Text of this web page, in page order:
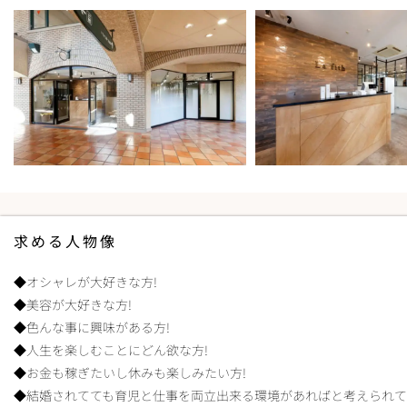
求める人物像
◆オシャレが大好きな方!
◆美容が大好きな方!
◆色んな事に興味がある方!
◆人生を楽しむことにどん欲な方!
◆お金も稼ぎたいし休みも楽しみたい方!
◆結婚されてても育児と仕事を両立出来る環境があればと考えられ